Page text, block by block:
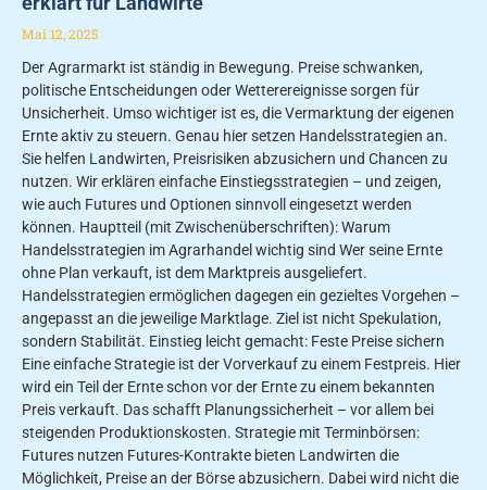
Mai 12, 2025
Der Agrarmarkt ist ständig in Bewegung. Preise schwanken,
politische Entscheidungen oder Wetterereignisse sorgen für
Unsicherheit. Umso wichtiger ist es, die Vermarktung der eigenen
Ernte aktiv zu steuern. Genau hier setzen Handelsstrategien an.
Sie helfen Landwirten, Preisrisiken abzusichern und Chancen zu
nutzen. Wir erklären einfache Einstiegsstrategien – und zeigen,
wie auch Futures und Optionen sinnvoll eingesetzt werden
können. Hauptteil (mit Zwischenüberschriften): Warum
Handelsstrategien im Agrarhandel wichtig sind Wer seine Ernte
ohne Plan verkauft, ist dem Marktpreis ausgeliefert.
Handelsstrategien ermöglichen dagegen ein gezieltes Vorgehen –
angepasst an die jeweilige Marktlage. Ziel ist nicht Spekulation,
sondern Stabilität. Einstieg leicht gemacht: Feste Preise sichern
Eine einfache Strategie ist der Vorverkauf zu einem Festpreis. Hier
wird ein Teil der Ernte schon vor der Ernte zu einem bekannten
Preis verkauft. Das schafft Planungssicherheit – vor allem bei
steigenden Produktionskosten. Strategie mit Terminbörsen:
Futures nutzen Futures-Kontrakte bieten Landwirten die
Möglichkeit, Preise an der Börse abzusichern. Dabei wird nicht die